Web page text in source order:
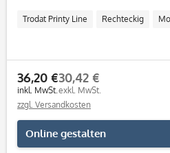
Trodat Printy Line Rechteckig
36,20 €
inkl. MwSt.
30,42 €
exkl. MwSt.
zzgl. Versandkosten
Online gestalten